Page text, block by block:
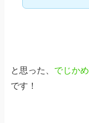
と思った、 でじかめ
です！